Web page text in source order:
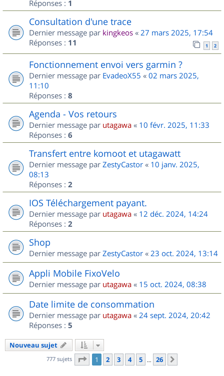
Réponses : 1
Consultation d'une trace
Dernier message par kingkeos « 27 mars 2025, 17:54
Réponses : 11 1 2
Fonctionnement envoi vers garmin ?
Dernier message par EvadeoX55 « 02 mars 2025,
11:10
Réponses : 8
Agenda - Vos retours
Dernier message par utagawa « 10 févr. 2025, 11:33
Réponses : 6
Transfert entre komoot et utagawatt
Dernier message par ZestyCastor « 10 janv. 2025,
08:13
Réponses : 2
IOS Téléchargement payant.
Dernier message par utagawa « 12 déc. 2024, 14:24
Réponses : 2
Shop
Dernier message par ZestyCastor « 23 oct. 2024, 13:14
Appli Mobile FixoVelo
Dernier message par utagawa « 15 oct. 2024, 08:38
Date limite de consommation
Dernier message par utagawa « 24 sept. 2024, 20:42
Réponses : 5
Nouveau sujet
777 sujets Page 1sur
1 2 3 4 5 … 26